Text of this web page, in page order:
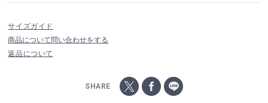
サイズガイド
商品について問い合わせをする
返品について
SHARE